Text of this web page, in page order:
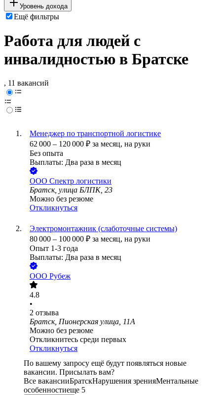
Уровень дохода
Ещё фильтры
Работа для людей с
инвалидностью в Братске
, 11 вакансий
Менеджер по транспортной логистике
62 000 – 120 000 ₽ за месяц, на руки
Без опыта
Выплаты: Два раза в месяц
ООО Спектр логистики
Братск, улица БЛПК, 23
Можно без резюме
Откликнуться
Электромонтажник (слаботочные системы)
80 000 – 100 000 ₽ за месяц, на руки
Опыт 1-3 года
Выплаты: Два раза в месяц
ООО Рубеж
4.8
•
2 отзыва
Братск, Пионерская улица, 11А
Можно без резюме
Откликнитесь среди первых
Откликнуться
По вашему запросу ещё будут появляться новые
вакансии. Присылать вам?
Все вакансииБратскНарушения зренияМентальные
особенностиеще 5